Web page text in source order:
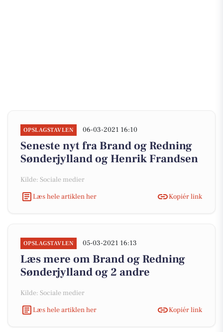
OPSLAGSTAVLEN 06-03-2021 16:10
Seneste nyt fra Brand og Redning
Sønderjylland og Henrik Frandsen
Kilde: Sociale medier
Læs hele artiklen her
Kopiér link
OPSLAGSTAVLEN 05-03-2021 16:13
Læs mere om Brand og Redning
Sønderjylland og 2 andre
Kilde: Sociale medier
Læs hele artiklen her
Kopiér link